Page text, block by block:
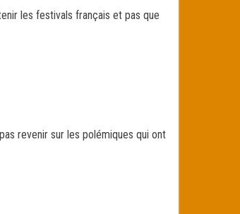
les festivals français et pas que
revenir sur les polémiques qui ont